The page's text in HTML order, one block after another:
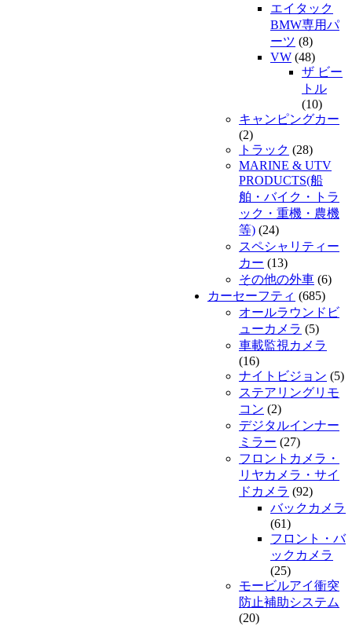
エイタック
BMW専用パ
ーツ (8)
VW (48)
ザ ビー
トル
(10)
キャンピングカー
(2)
トラック (28)
MARINE & UTV
PRODUCTS(船
舶・バイク・トラ
ック・重機・農機
等) (24)
スペシャリティー
カー (13)
その他の外車 (6)
カーセーフティ (685)
オールラウンドビ
ューカメラ (5)
車載監視カメラ
(16)
ナイトビジョン (5)
ステアリングリモ
コン (2)
デジタルインナー
ミラー (27)
フロントカメラ・
リヤカメラ・サイ
ドカメラ (92)
バックカメラ
(61)
フロント・バ
ックカメラ
(25)
モービルアイ衝突
防止補助システム
(20)